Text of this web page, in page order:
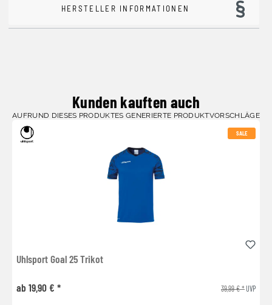
HERSTELLER INFORMATIONEN
Kunden kauften auch
AUFRUND DIESES PRODUKTES GENERIERTE PRODUKTVORSCHLÄGE
SALE
Uhlsport Goal 25 Trikot
ab 19,90 € * 39,99 € *UVP